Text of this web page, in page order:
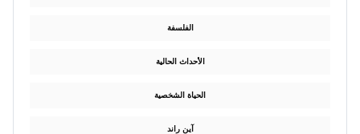
الفلسفة
الأحداث الحالية
الحياة الشخصية
آين راند